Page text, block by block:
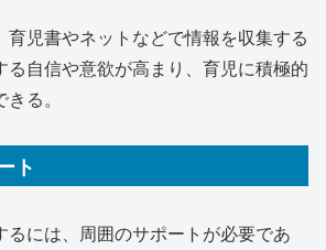
育児書やネットなどで情報を収集する
る自信や意欲が高まり、育児に積極的
る。
ト
るには、周囲のサポートが必要であ